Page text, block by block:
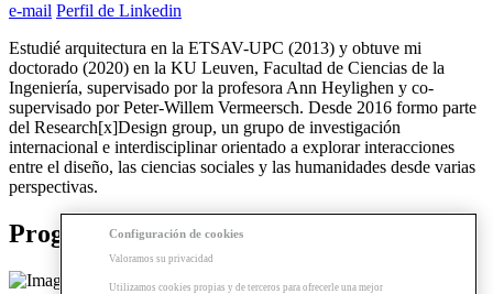
e-mail Perfil de Linkedin
Estudié arquitectura en la ETSAV-UPC (2013) y obtuve mi
doctorado (2020) en la KU Leuven, Facultad de Ciencias de la
Ingeniería, supervisado por la profesora Ann Heylighen y co-
supervisado por Peter-Willem Vermeersch. Desde 2016 formo parte
del Research[x]Design group, un grupo de investigación
internacional e interdisciplinar orientado a explorar interacciones
entre el diseño, las ciencias sociales y las humanidades desde varias
perspectivas.
Programas relacionados
Configuración de cookies
Valoramos su privacidad
Utilizamos cookies propias y de terceros para ofrecerle una mejor